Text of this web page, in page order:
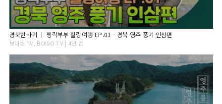
경북한바퀴 ㅣ 팽락부부 힐링여행 EP.01 - 경북 영주 풍기 인삼편
보이소 TV, BOISO TV | 4년 전